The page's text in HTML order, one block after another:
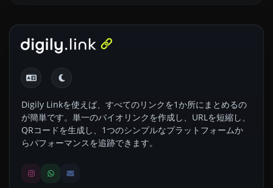
Digily Linkを使えば、すべてのリンクを1か所にまとめるの
が簡単です。単一のバイオリンクを作成し、URLを短縮し、
QRコードを生成し、1つのシンプルなプラットフォームか
らパフォーマンスを追跡できます。